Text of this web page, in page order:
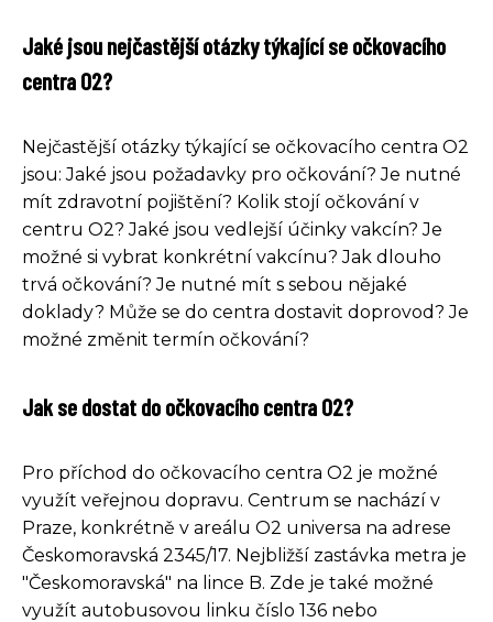
Jaké jsou nejčastější otázky týkající se očkovacího
centra O2?
Nejčastější otázky týkající se očkovacího centra O2
jsou: Jaké jsou požadavky pro očkování? Je nutné
mít zdravotní pojištění? Kolik stojí očkování v
centru O2? Jaké jsou vedlejší účinky vakcín? Je
možné si vybrat konkrétní vakcínu? Jak dlouho
trvá očkování? Je nutné mít s sebou nějaké
doklady? Může se do centra dostavit doprovod? Je
možné změnit termín očkování?
Jak se dostat do očkovacího centra O2?
Pro příchod do očkovacího centra O2 je možné
využít veřejnou dopravu. Centrum se nachází v
Praze, konkrétně v areálu O2 universa na adrese
Českomoravská 2345/17. Nejbližší zastávka metra je
"Českomoravská" na lince B. Zde je také možné
využít autobusovou linku číslo 136 nebo